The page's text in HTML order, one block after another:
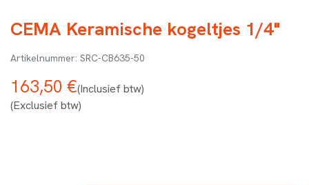
CEMA Keramische kogeltjes 1/4"
SRC-CB635-50
163,50 €(Inclusief btw)
(Exclusief btw)